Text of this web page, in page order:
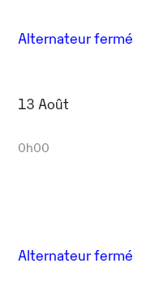
Alternateur fermé
13 Août
0h00
Alternateur fermé